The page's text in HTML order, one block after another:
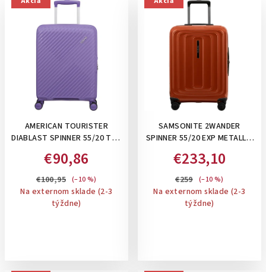
oý
AMERICAN TOURISTER
DIABLAST SPINNER 55/20 TSA
KOLIESKACH: PURPLE PULSE
€90,86
€100,95 (–10 %)
Na externom sklade (2-3
týždne)
SAMSONITE 2WANDER
SPINNER 55/20 EXP METALLIC
PRÍRUČNÝ KUFOR ,
ROZŠÍRITEĽNÝ
€233,10
€259 (–10 %)
Na externom sklade (2-3
týždne)